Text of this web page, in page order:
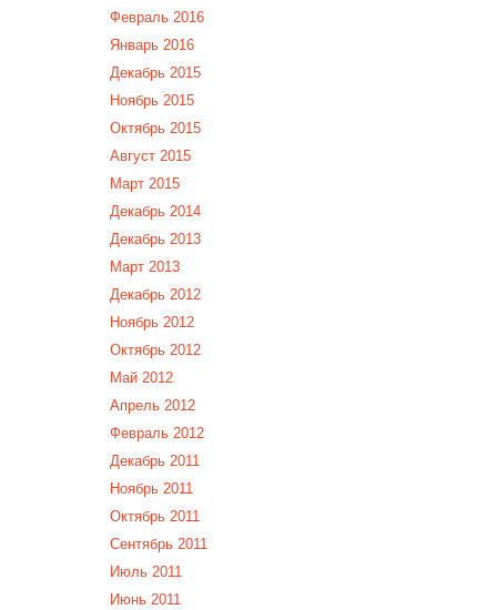
Февраль 2016
Январь 2016
Декабрь 2015
Ноябрь 2015
Октябрь 2015
Август 2015
Март 2015
Декабрь 2014
Декабрь 2013
Март 2013
Декабрь 2012
Ноябрь 2012
Октябрь 2012
Май 2012
Апрель 2012
Февраль 2012
Декабрь 2011
Ноябрь 2011
Октябрь 2011
Сентябрь 2011
Июль 2011
Июнь 2011